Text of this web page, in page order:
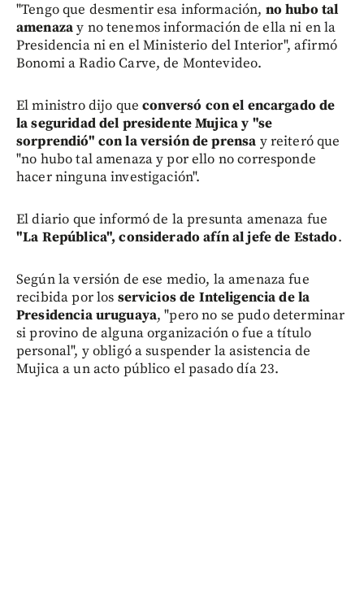
"Tengo que desmentir esa información, no hubo tal
amenazay no tenemos información de ella ni en la
Presidencia ni en el Ministerio del Interior", afirmó
Bonomi a Radio Carve, de Montevideo.
El ministro dijo queconversó con el encargado de
la seguridad del presidente Mujica y "se
sorprendió" con la versión de prensa y reiteró que
"no hubo tal amenaza y por ello no corresponde
hacer ninguna investigación".
El diario que informó de la presunta amenaza fue
"La República", considerado afín al jefe de Estado.
Según la versión de ese medio, la amenaza fue
recibida por los servicios de Inteligencia de la
Presidencia uruguaya, "pero no se pudo determinar
si provino de alguna organización o fue a título
personal", y obligó a suspender la asistencia de
Mujica a un acto público el pasado día 23.